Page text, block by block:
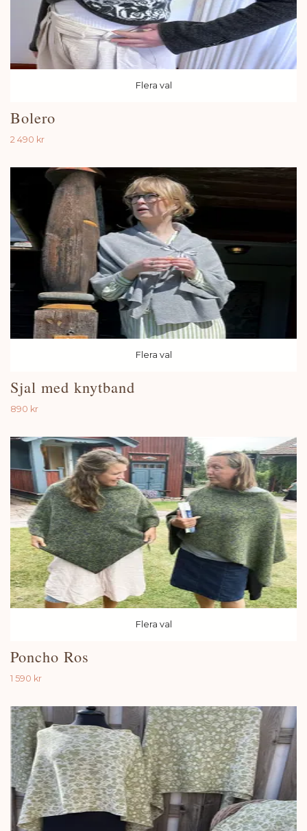
Flera val
Bolero
2 490 kr
Flera val
Sjal med knytband
890 kr
Flera val
Poncho Ros
1 590 kr